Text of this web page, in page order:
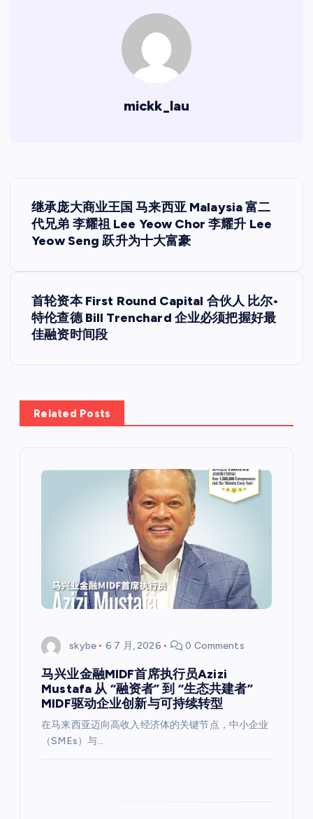
mickk_lau
文
章
航
继承庞大商业王国 马来西亚 Malaysia 富二
代兄弟 李耀祖 Lee Yeow Chor 李耀升 Lee
Yeow Seng 跃升为十大富豪
首轮资本 First Round Capital 合伙人 比尔•
特伦查德 Bill Trenchard 企业必须把握好最
佳融资时间段
Related Posts
skybe 6 7 月, 2026 0 Comments
马兴业金融MIDF首席执行员Azizi
Mustafa 从 “融资者” 到 “生态共建者”
MIDF驱动企业创新与可持续转型
在马来西亚迈向高收入经济体的关键节点，中小企业
（SMEs）与…